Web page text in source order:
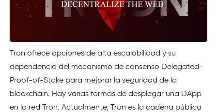
Tron ofrece opciones de alta escalabilidad y su
dependencia del mecanismo de consenso Delegated-
Proof-of-Stake para mejorar la seguridad de la
blockchain. Hay varias formas de desplegar una DApp
en la red Tron. Actualmente, Tron es la cadena pública